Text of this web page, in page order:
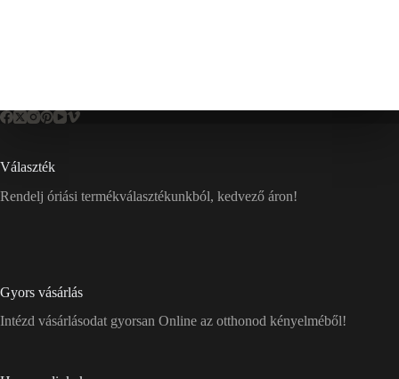
Választék
Rendelj óriási termékválasztékunkból, kedvező áron!
Gyors vásárlás
Intézd vásárlásodat gyorsan Online az otthonod kényelméből!